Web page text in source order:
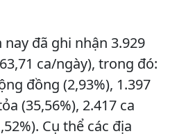
nay đã ghi nhận 3.929
ca/ngày), trong đó:
đồng (2,93%), 1.397
(35,56%), 2.417 ca
Cụ thể các địa